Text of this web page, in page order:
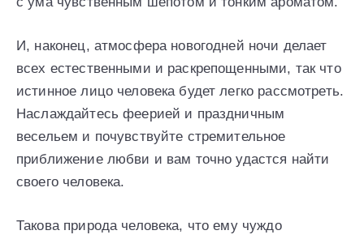
И, наконец, атмосфера новогодней ночи делает
всех естественными и раскрепощенными, так что
истинное лицо человека будет легко рассмотреть.
Наслаждайтесь феерией и праздничным
весельем и почувствуйте стремительное
приближение любви и вам точно удастся найти
своего человека.
Такова природа человека, что ему чуждо